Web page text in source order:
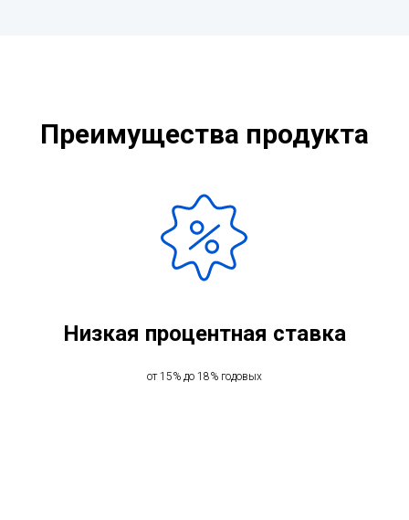
Преимущества продукта
Низкая процентная ставка
от 15% до 18% годовых